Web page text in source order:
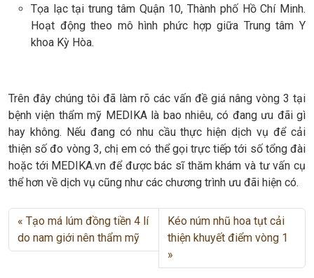
Tọa lạc tại trung tâm Quận 10, Thành phố Hồ Chí Minh.
Hoạt động theo mô hình phức hợp giữa Trung tâm Y
khoa Kỳ Hòa.
Trên đây chúng tôi đã làm rõ các vấn đề giá nâng vòng 3 tại
bệnh viện thẩm mỹ MEDIKA là bao nhiêu, có đang ưu đãi gì
hay không. Nếu đang có nhu cầu thực hiện dịch vụ để cải
thiện số đo vòng 3, chị em có thể gọi trực tiếp tới số tổng đài
hoặc tới MEDIKA.vn để được bác sĩ thăm khám và tư vấn cụ
thể hơn về dịch vụ cũng như các chương trình ưu đãi hiện có.
Tạo má lúm đồng tiền 4 lí
do nam giới nên thẩm mỹ
Kéo núm nhũ hoa tụt cải
thiện khuyết điểm vòng 1